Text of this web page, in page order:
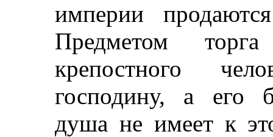
империи
Предметом торга
крепостного
господину, а его
душа не имеет к